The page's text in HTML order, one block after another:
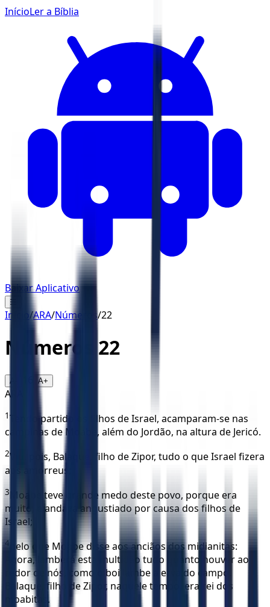
InícioLer a Bíblia
Baixar Aplicativo
☰
Início/ARA/Números/22
Números 22
A- A+
ARA
1Tendo partido os filhos de Israel, acamparam-se nas
campinas de Moabe, além do Jordão, na altura de Jericó.
2Viu, pois, Balaque, filho de Zipor, tudo o que Israel fizera
aos amorreus;
3
Moabe teve grande medo deste povo, porque era
muito; e andava angustiado por causa dos filhos de
Israel;
4
pelo que Moabe disse aos anciãos dos midianitas:
Agora, lamberá esta multidão tudo quanto houver ao
redor de nós, como o boi lambe a erva do campo.
Balaque, filho de Zipor, naquele tempo, era rei dos
moabitas.